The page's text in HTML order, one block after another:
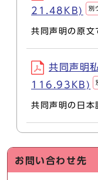
21.48KB)
別
共同声明の原文
共同声明
116.93KB)
共同声明の日本
お問い合わせ先